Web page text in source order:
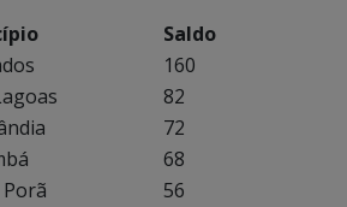
Saldo
160
82
72
68
56